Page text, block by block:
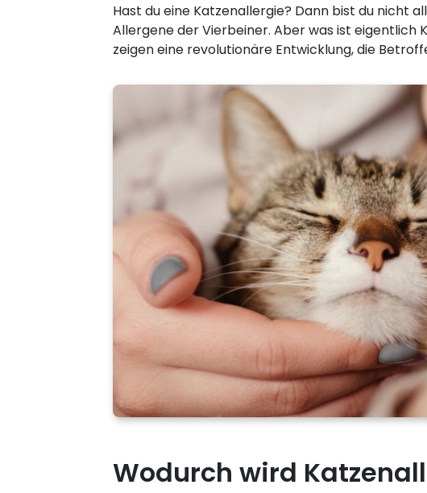
Hast du eine Katzenallergie? Dann bist du nicht
Allergene der Vierbeiner. Aber was ist eigentlich
zeigen eine revolutionäre Entwicklung, die
Wodurch wird